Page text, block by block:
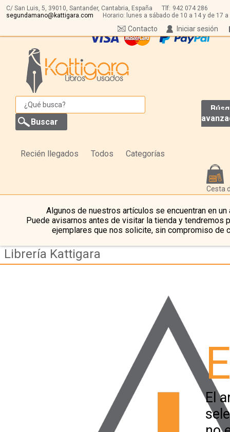
C/ San Luis, 5, 39010, Santander, Cantabria, España Tlf: 942 074 286
segundamano@kattigara.com
Horario: lunes a sábado de 10 a 14 y de 17 a
Iniciar sesión
Contacto
Recién llegados Todos Categorías
Cesta
Algunos de nuestros artículos se encuentran en un
Puede avisarnos antes de visitar la tienda y tendremos
ejemplares que nos solicite, sin compromiso de
Librería Kattigara
El